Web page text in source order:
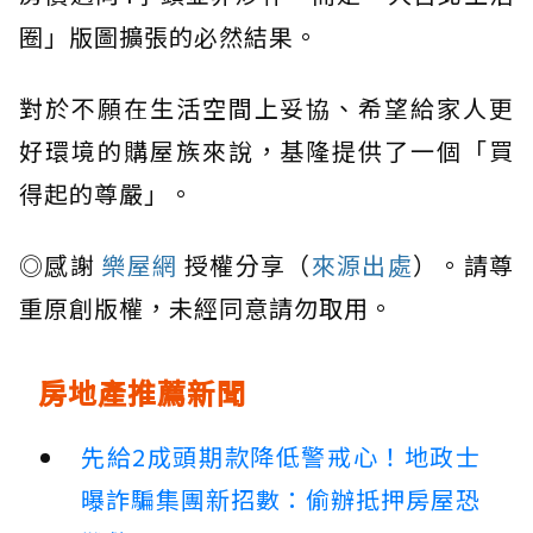
圈」版圖擴張的必然結果。
對於不願在生活空間上妥協、希望給家人更
好環境的購屋族來說，基隆提供了一個「買
得起的尊嚴」。
◎感謝 樂屋網 授權分享（來源出處）。請尊
重原創版權，未經同意請勿取用。
房地產推薦新聞
先給2成頭期款降低警戒心！地政士
曝詐騙集團新招數：偷辦抵押房屋恐